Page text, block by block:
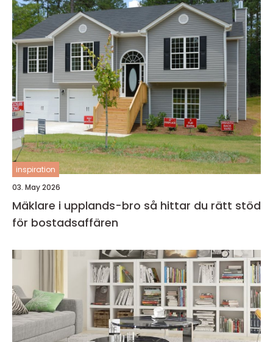
inspiration
03. May 2026
Mäklare i upplands-bro så hittar du rätt stöd
för bostadsaffären